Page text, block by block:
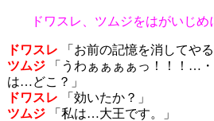
ドワスレ、ツムジをはがいじめ
ドワスレ 「お前の記憶を消してやる
ツムジ「うわぁぁぁぁっ！！！…・
は…どこ？」
ドワスレ 「効いたか？」
ツムジ「私は…大王です。」